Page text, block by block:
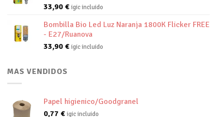
33,90 € igic incluido
Bombilla Bio Led Luz Naranja 1800K Flicker FREE
- E27/Ruanova
33,90 € igic incluido
MAS VENDIDOS
Papel higienico/Goodgranel
0,77 € igic incluido